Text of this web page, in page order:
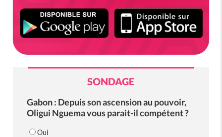
SONDAGE
Gabon : Depuis son ascension au pouvoir,
Oligui Nguema vous parait-il compétent ?
Oui